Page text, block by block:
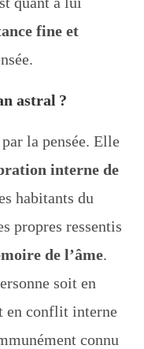
fine et
astral ?
la pensée. Elle
interne de
habitants du
propres ressentis
de l’âme.
soit en
en conflit interne
connu